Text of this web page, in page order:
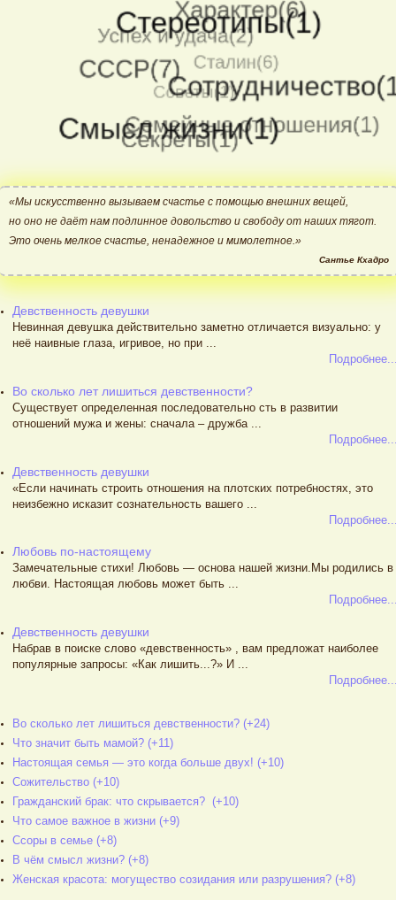
«Мы искусственно вызываем счастье с помощью внешних вещей,
но оно не даёт нам подлинное довольство и свободу от наших тягот.
Это очень мелкое счастье, ненадежное и мимолетное.»
Сантье Кхадро
Девственность девушки
Невинная девушка действительно заметно отличается визуально: у
неё наивные глаза, игривое, но при ...
Во сколько лет лишиться девственности?
Существует определенная последовательно сть в развитии
отношений мужа и жены: сначала – дружба ...
Девственность девушки
«Если начинать строить отношения на плотских потребностях, это
неизбежно исказит сознательность вашего ...
Любовь по-настоящему
Замечательные стихи! Любовь — основа нашей жизни.Мы родились в
любви. Настоящая любовь может быть ...
Девственность девушки
Набрав в поиске слово «девственность» , вам предложат наиболее
популярные запросы: «Как лишить...?» И ...
Во сколько лет лишиться девственности? (+24)
Что значит быть мамой? (+11)
Настоящая семья — это когда больше двух! (+10)
Сожительство (+10)
Гражданский брак: что скрывается? (+10)
Что самое важное в жизни (+9)
Ссоры в семье (+8)
В чём смысл жизни? (+8)
Женская красота: могущество созидания или разрушения? (+8)